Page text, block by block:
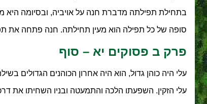
בתחילת תפילתה מדברת חנה על אויביה, ובסיומה היא
סופה של כל תפילה הוא מעין תחילתה. חנה פתחה את
פרק ב פסוקים יא – סוף
עלי היה כוהן גדול, הוא היה אחרון הכוהנים הגדולים
עלי הזקין. השפעתו הלכה והתמעטה ובניו השחיתו את